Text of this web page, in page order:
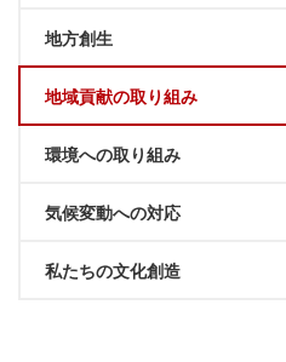
地方創生
地域貢献の取り組み
環境への取り組み
気候変動への対応
私たちの文化創造